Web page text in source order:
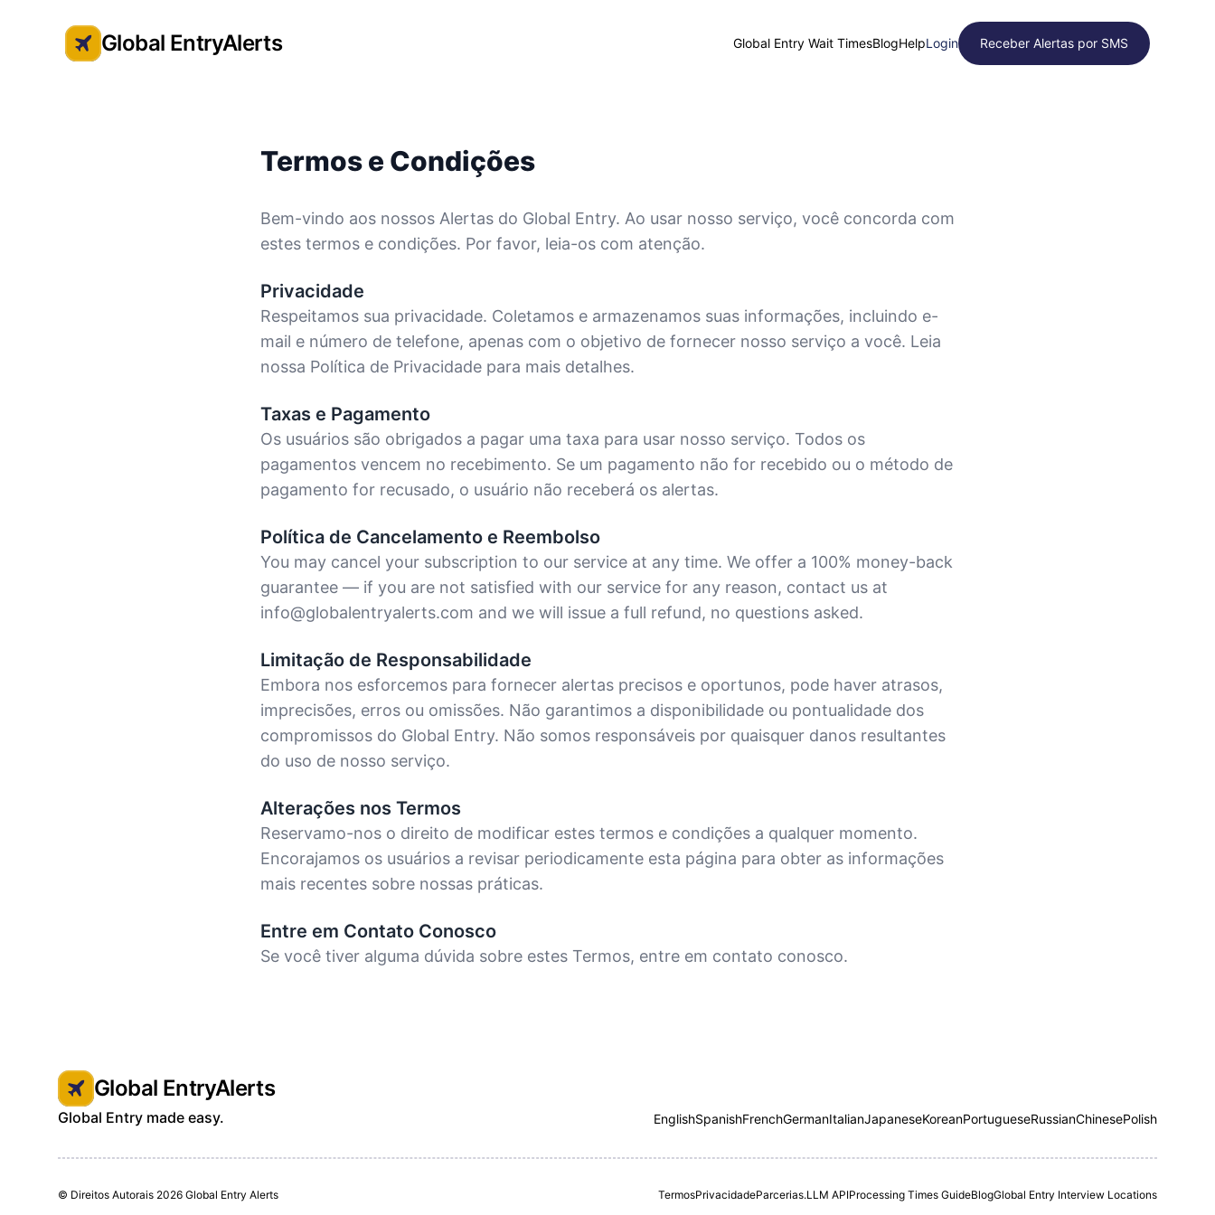
Global Entry Appointment Alerts
Global EntryAlerts Global Entry Wait TimesBlogHelpLogin Receber Alertas por SMS
Termos e Condições
Bem-vindo aos nossos Alertas do Global Entry. Ao usar nosso serviço, você concorda com
estes termos e condições. Por favor, leia-os com atenção.
Privacidade
Respeitamos sua privacidade. Coletamos e armazenamos suas informações, incluindo e-
mail e número de telefone, apenas com o objetivo de fornecer nosso serviço a você. Leia
nossa Política de Privacidade para mais detalhes.
Taxas e Pagamento
Os usuários são obrigados a pagar uma taxa para usar nosso serviço. Todos os
pagamentos vencem no recebimento. Se um pagamento não for recebido ou o método de
pagamento for recusado, o usuário não receberá os alertas.
Política de Cancelamento e Reembolso
You may cancel your subscription to our service at any time. We offer a 100% money-back
guarantee — if you are not satisfied with our service for any reason, contact us at
info@globalentryalerts.com and we will issue a full refund, no questions asked.
Limitação de Responsabilidade
Embora nos esforcemos para fornecer alertas precisos e oportunos, pode haver atrasos,
imprecisões, erros ou omissões. Não garantimos a disponibilidade ou pontualidade dos
compromissos do Global Entry. Não somos responsáveis por quaisquer danos resultantes
do uso de nosso serviço.
Alterações nos Termos
Reservamo-nos o direito de modificar estes termos e condições a qualquer momento.
Encorajamos os usuários a revisar periodicamente esta página para obter as informações
mais recentes sobre nossas práticas.
Entre em Contato Conosco
Se você tiver alguma dúvida sobre estes Termos, entre em contato conosco.
Global EntryAlerts
Global Entry made easy. EnglishSpanishFrenchGermanItalianJapaneseKoreanPortugueseRussianChinesePolish
© Direitos Autorais 2026 Global Entry Alerts TermosPrivacidadeParcerias.LLM APIProcessing Times GuideBlogGlobal Entry Interview Locations